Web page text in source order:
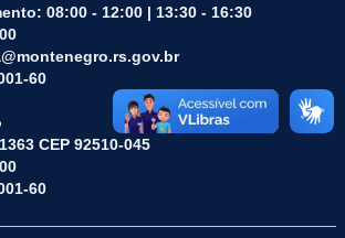
08:00 - 12:00 | 13:30 - 16:30
60
CEP 92510-045
60